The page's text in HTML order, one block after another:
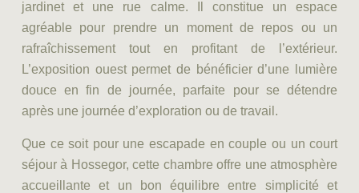
jardinet et une rue calme. Il constitue un espace
agréable pour prendre un moment de repos ou un
rafraîchissement tout en profitant de l’extérieur.
L’exposition ouest permet de bénéficier d’une lumière
douce en fin de journée, parfaite pour se détendre
après une journée d’exploration ou de travail.
Que ce soit pour une escapade en couple ou un court
séjour à Hossegor, cette chambre offre une atmosphère
accueillante et un bon équilibre entre simplicité et